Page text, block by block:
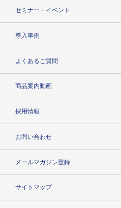
セミナー・イベント
導入事例
よくあるご質問
商品案内動画
採用情報
お問い合わせ
メールマガジン登録
サイトマップ